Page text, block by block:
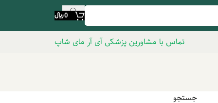
0﷼
تماس با مشاورین پزشکی آی آر مای شاپ
جستجو